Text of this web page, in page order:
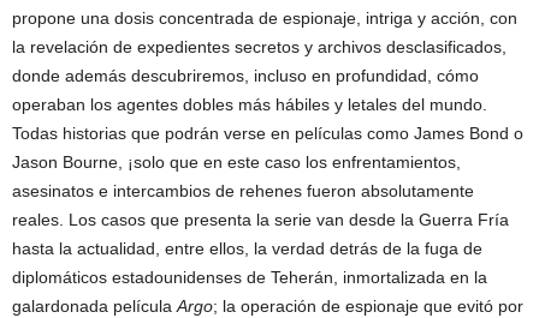
propone una dosis concentrada de espionaje, intriga y acción, con
la revelación de expedientes secretos y archivos desclasificados,
donde además descubriremos, incluso en profundidad, cómo
operaban los agentes dobles más hábiles y letales del mundo.
Todas historias que podrán verse en películas como James Bond o
Jason Bourne, ¡solo que en este caso los enfrentamientos,
asesinatos e intercambios de rehenes fueron absolutamente
reales. Los casos que presenta la serie van desde la Guerra Fría
hasta la actualidad, entre ellos, la verdad detrás de la fuga de
diplomáticos estadounidenses de Teherán, inmortalizada en la
galardonada película Argo; la operación de espionaje que evitó por